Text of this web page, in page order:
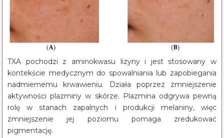
TXA pochodzi z aminokwasu lizyny i jest stosowany w
kontekście medycznym do spowalniania lub zapobiegania
nadmiernemu krwawieniu. Działa poprzez zmniejszenie
aktywności plazminy w skórze. Plazmina odgrywa pewną
rolę w stanach zapalnych i produkcji melaniny, więc
zmniejszenie jej poziomu pomaga zredukować
pigmentację.